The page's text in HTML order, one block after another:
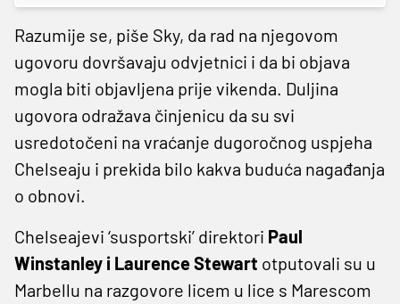
Razumije se, piše Sky, da rad na njegovom
ugovoru dovršavaju odvjetnici i da bi objava
mogla biti objavljena prije vikenda. Duljina
ugovora odražava činjenicu da su svi
usredotočeni na vraćanje dugoročnog uspjeha
Chelseaju i prekida bilo kakva buduća nagađanja
o obnovi.
Chelseajevi ‘susportski’ direktori Paul
Winstanley i Laurence Stewart otputovali su u
Marbellu na razgovore licem u lice s Marescom